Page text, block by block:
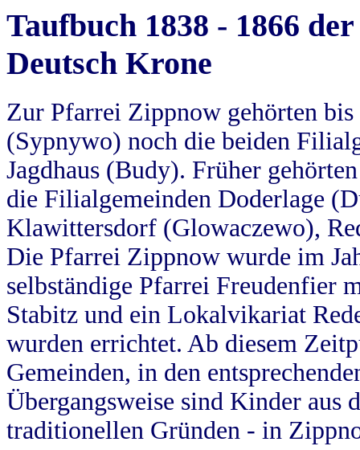
Taufbuch 1838 - 1866
Deutsch Krone
Zur Pfarrei Zippnow gehörten
(Sypnywo) noch die beiden
Jagdhaus (Budy). Früher
die Filialgemeinden Doderlage
Klawittersdorf (Glowaczewo),
Die Pfarrei Zippnow wurde im
selbständige Pfarrei Freudenfier
Stabitz und ein Lokalvikariat
wurden errichtet. Ab diesem
Gemeinden, in den
Übergangsweise sind Kinder aus
traditionellen Gründen - in